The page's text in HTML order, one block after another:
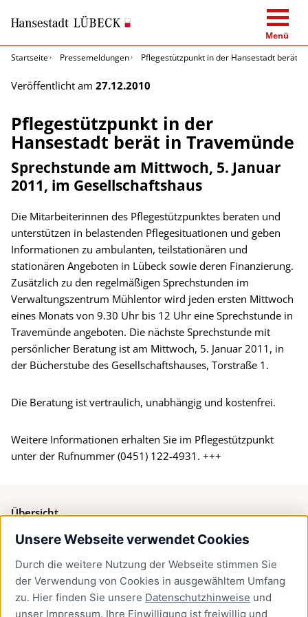
Unsere Webseite verwendet Cookies
Durch die weitere Nutzung der Webseite stimmen Sie
der Verwendung von Cookies in ausgewähltem Umfang
zu. Hier finden Sie unsere Datenschutzhinweise und
unser Impressum. Ihre Einwilligung ist freiwillig und
Menü
Startseite
Pressemeldungen Pflegestützpunkt in der Hansestadt berät
Veröffentlicht am 27.12.2010
Pflegestützpunkt in der
Hansestadt berät in Travemünde
Sprechstunde am Mittwoch, 5. Januar
2011, im Gesellschaftshaus
Die Mitarbeiterinnen des Pflegestützpunktes beraten und
unterstützen in belastenden Pflegesituationen und geben
Informationen zu ambulanten, teilstationären und
stationären Angeboten in Lübeck sowie deren Finanzierung.
Zusätzlich zu den regelmäßigen Sprechstunden im
Verwaltungszentrum Mühlentor wird jeden ersten Mittwoch
eines Monats von 9.30 Uhr bis 12 Uhr eine Sprechstunde in
Travemünde angeboten. Die nächste Sprechstunde mit
persönlicher Beratung ist am Mittwoch, 5. Januar 2011, in
der Bücherstube des Gesellschaftshauses, Torstraße 1.
Die Beratung ist vertraulich, unabhängig und kostenfrei.
Weitere Informationen erhalten Sie im Pflegestützpunkt
unter der Rufnummer (0451) 122-4931. +++
Übersicht
Bürgerservice
Presse
Newsletter Lübeck:kompakt